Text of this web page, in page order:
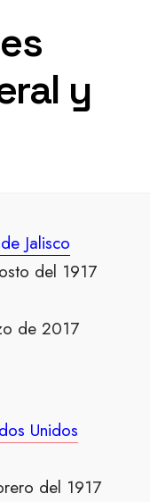
y
Jalisco
del 1917
de 2017
Unidos
del 1917